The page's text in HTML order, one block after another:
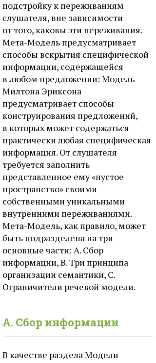
подстройку к переживаниям
слушателя, вне зависимости
от того, каковы эти переживания.
Мета-Модель предусматривает
способы вскрытия специфической
информации, содержащейся
в любом предложении: Модель
Милтона Эриксона
предусматривает способы
конструирования предложений,
в которых может содержаться
практически любая специфическая
информация. От слушателя
требуется заполнить
представленное ему «пустое
пространство» своими
собственными уникальными
внутренними переживаниями.
Мета-Модель, как правило, может
быть подразделена на три
основные части: А. Сбор
информации, В. Три принципа
организации семантики, С.
Ограничители речевой модели.
А. Сбор информации
В качестве раздела Модели